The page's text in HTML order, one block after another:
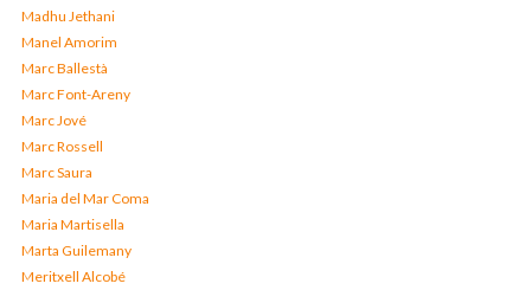
Madhu Jethani
Manel Amorim
Marc Ballestà
Marc Font-Areny
Marc Jové
Marc Rossell
Marc Saura
Maria del Mar Coma
Maria Martisella
Marta Guilemany
Meritxell Alcobé